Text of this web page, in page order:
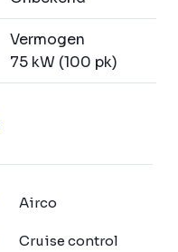
Vermogen
75 kW (100 pk)
Airco
Cruise control